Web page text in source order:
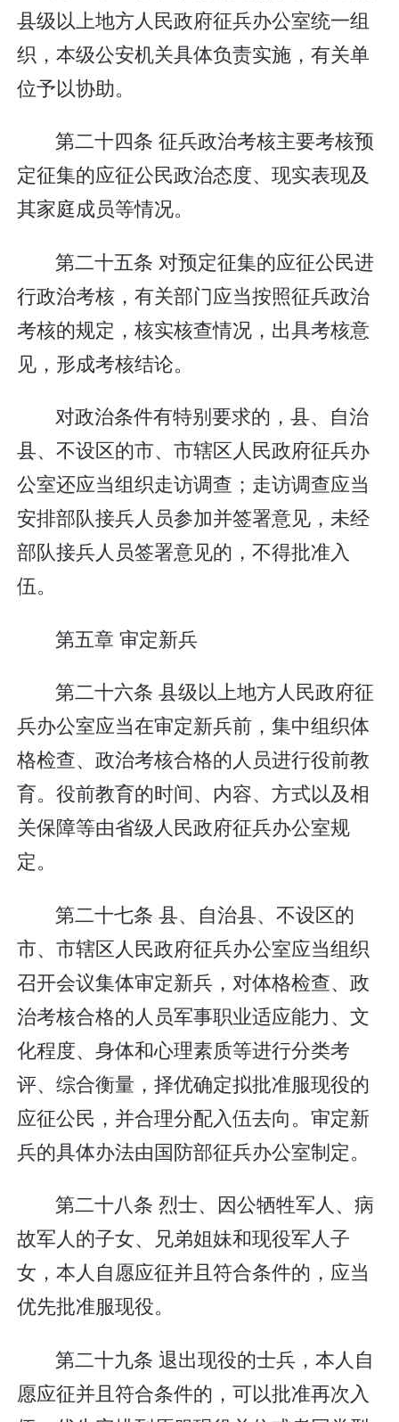
县级以上地方人民政府征兵办公室统一组
织，本级公安机关具体负责实施，有关单
位予以协助。
第二十四条 征兵政治考核主要考核预
定征集的应征公民政治态度、现实表现及
其家庭成员等情况。
第二十五条 对预定征集的应征公民进
行政治考核，有关部门应当按照征兵政治
考核的规定，核实核查情况，出具考核意
见，形成考核结论。
对政治条件有特别要求的，县、自治
县、不设区的市、市辖区人民政府征兵办
公室还应当组织走访调查；走访调查应当
安排部队接兵人员参加并签署意见，未经
部队接兵人员签署意见的，不得批准入
伍。
第五章 审定新兵
第二十六条 县级以上地方人民政府征
兵办公室应当在审定新兵前，集中组织体
格检查、政治考核合格的人员进行役前教
育。役前教育的时间、内容、方式以及相
关保障等由省级人民政府征兵办公室规
定。
第二十七条 县、自治县、不设区的
市、市辖区人民政府征兵办公室应当组织
召开会议集体审定新兵，对体格检查、政
治考核合格的人员军事职业适应能力、文
化程度、身体和心理素质等进行分类考
评、综合衡量，择优确定拟批准服现役的
应征公民，并合理分配入伍去向。审定新
兵的具体办法由国防部征兵办公室制定。
第二十八条 烈士、因公牺牲军人、病
故军人的子女、兄弟姐妹和现役军人子
女，本人自愿应征并且符合条件的，应当
优先批准服现役。
第二十九条 退出现役的士兵，本人自
愿应征并且符合条件的，可以批准再次入